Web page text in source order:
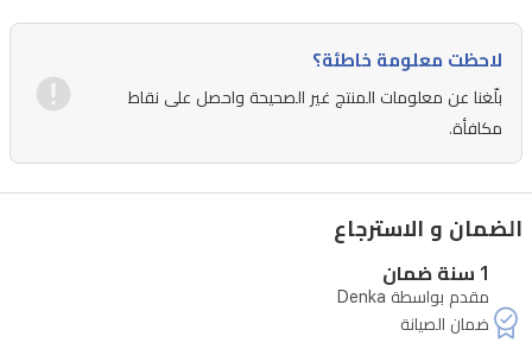
وتخزين
مبرد
واحد.
لاحظت معلومة خاطئة؟
بلّغنا عن معلومات المنتج غير الصحيحة واحصل على نقاط
مكافأة.
الضمان و الاسترجاع
1 سنة ضمان
مقدم بواسطة Denka